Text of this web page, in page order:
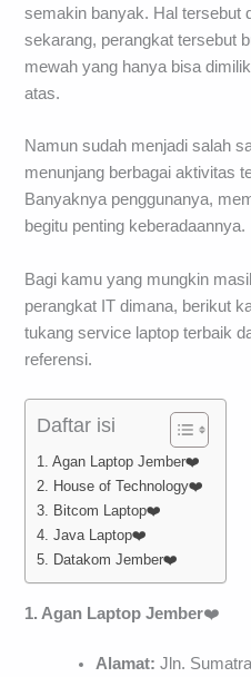
semakin banyak. Hal tersebut
sekarang, perangkat tersebut
mewah yang hanya bisa
atas.
Namun sudah menjadi salah
menunjang berbagai aktivitas
Banyaknya penggunanya,
begitu penting keberadaannya.
Bagi kamu yang mungkin
perangkat IT dimana, berikut
tukang service laptop terbaik
referensi.
Daftar isi
1. Agan Laptop Jember❤️
2. House of Technology❤️
3. Bitcom Laptop❤️
4. Java Laptop❤️
5. Datakom Jember❤️
1. Agan Laptop Jember❤️
Alamat: Jln.